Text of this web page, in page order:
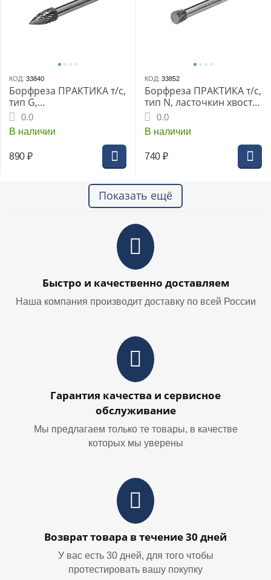
КОД: 33840
Борфреза ПРАКТИКА т/с,
тип G,
параболич.заостренная
8х20мм хв.6мм (644-504)
0.0
В наличии
890 ₽
КОД: 33852
Борфреза ПРАКТИКА т/с,
тип N, ласточкин хвост
8х9мм хв.6мм (644-580)
0.0
В наличии
740 ₽
Показать ещё
Быстро и качественно доставляем
Наша компания производит доставку по всей России
Гарантия качества и сервисное
обслуживание
Мы предлагаем только те товары, в качестве
которых мы уверены
Возврат товара в течение 30 дней
У вас есть 30 дней, для того чтобы
протестировать вашу покупку